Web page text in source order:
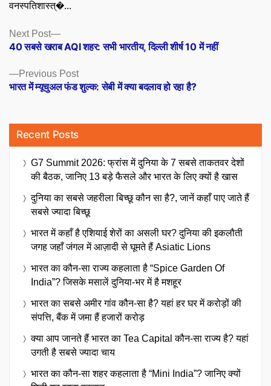
वनस्पतिशास्त्�...
Posts
navigation
Previous PostPrevious
post:
भारत में म्यूचुअल फंड शुल्क: सेबी में क्या बदलाव हो रहा है?
Next Post
Next
post:
40 सबसे खराब AQI शहर: सभी भारतीय, दिल्ली शीर्ष 10 में नहीं
Recent Posts
G7 Summit 2026: फ्रांस में दुनिया के 7 सबसे ताकतवर देशों
की बैठक, जानिए 13 बड़े फैसले और भारत के लिए क्यों है खास
दुनिया का सबसे जहरीला बिच्छू कौन सा है?, जानें कहाँ पाए जाते हैं
सबसे ज्यादा बिच्छू
भारत में कहाँ है एशियाई शेरों का असली घर? दुनिया की इकलौती
जगह जहाँ जंगल में आज़ादी से घूमते हैं Asiatic Lions
भारत का कौन-सा राज्य कहलाता है “Spice Garden Of
India”? जिसके मसालें दुनिया-भर में है मशहूर
भारत का सबसे अमीर गांव कौन-सा है? यहां हर घर में करोड़ों की
संपत्ति, बैंक में जमा हैं हजारों करोड़
क्या आप जानते हैं भारत का Tea Capital कौन-सा राज्य है? यहां
उगती है सबसे ज्यादा चाय
भारत का कौन-सा शहर कहलाता है “Mini India”? जानिए क्यों